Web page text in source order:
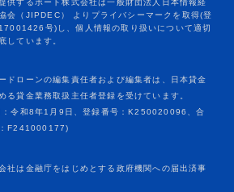
ドローンの編集責任者および編集者は、日本貸金
る貸金業務取扱主任者登録を受けています。
：令和8年1月9日、登録番号：K250020096、合
F241000177)
社は金融庁をはじめとする政府機関への届出済事